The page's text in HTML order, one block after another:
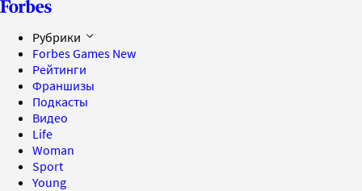
Рубрики
Forbes Games New
Рейтинги
Франшизы
Подкасты
Видео
Life
Woman
Sport
Young